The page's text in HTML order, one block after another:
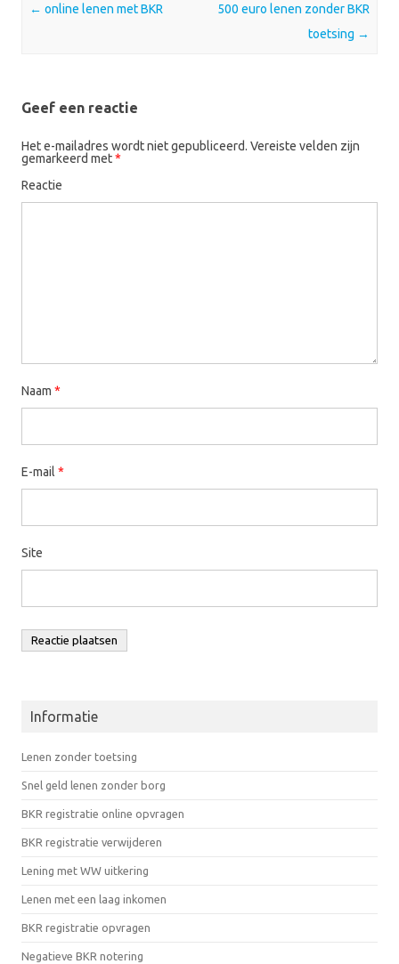
Post navigation
← online lenen met BKR
500 euro lenen zonder BKR
toetsing →
Geef een reactie
Het e-mailadres wordt niet gepubliceerd. Vereiste velden zijn
gemarkeerd met*
Reactie
Naam *
E-mail *
Site
Informatie
Lenen zonder toetsing
Snel geld lenen zonder borg
BKR registratie online opvragen
BKR registratie verwijderen
Lening met WW uitkering
Lenen met een laag inkomen
BKR registratie opvragen
Negatieve BKR notering